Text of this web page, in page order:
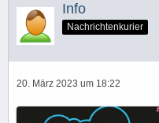
Info
Nachrichtenkurier
20. März 2023 um 18:22